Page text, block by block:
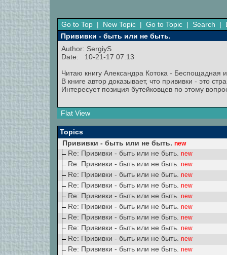
Go to Top | New Topic | Go to Topic | Search |
Прививки - быть или не быть.
Author: SergiyS
Date: 10-21-17 07:13
Читаю книгу Александра Котока - Беспощадная
В книге автор доказывает, что прививки - это
Интересует позиция бутейковцев по этому
Flat View
Topics
Прививки - быть или не быть. new
Re: Прививки - быть или не быть. new
Re: Прививки - быть или не быть. new
Re: Прививки - быть или не быть. new
Re: Прививки - быть или не быть. new
Re: Прививки - быть или не быть. new
Re: Прививки - быть или не быть. new
Re: Прививки - быть или не быть. new
Re: Прививки - быть или не быть. new
Re: Прививки - быть или не быть. new
Re: Прививки - быть или не быть. new